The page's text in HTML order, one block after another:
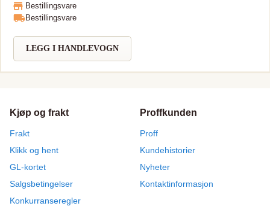
tar lange spenn. Moelven Limtre sertifikater som PEFC, CE, ISO
9001 og 14001. Bjelken kan leveres i lengde opptil 15 meter. Kan
Bestillingsvare
Bestillingsvare
LEGG I HANDLEVOGN
Kjøp og frakt
Frakt
Klikk og hent
GL-kortet
Salgsbetingelser
Konkurranseregler
Proffkunden
Proff
Kundehistorier
Nyheter
Kontaktinformasjon